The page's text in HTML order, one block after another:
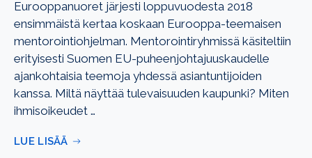
Eurooppanuoret järjesti loppuvuodesta 2018
ensimmäistä kertaa koskaan Eurooppa-teemaisen
mentorointiohjelman. Mentorointiryhmissä käsiteltiin
erityisesti Suomen EU-puheenjohtajuuskaudelle
ajankohtaisia teemoja yhdessä asiantuntijoiden
kanssa. Miltä näyttää tulevaisuuden kaupunki? Miten
ihmisoikeudet …
LUE LISÄÄ